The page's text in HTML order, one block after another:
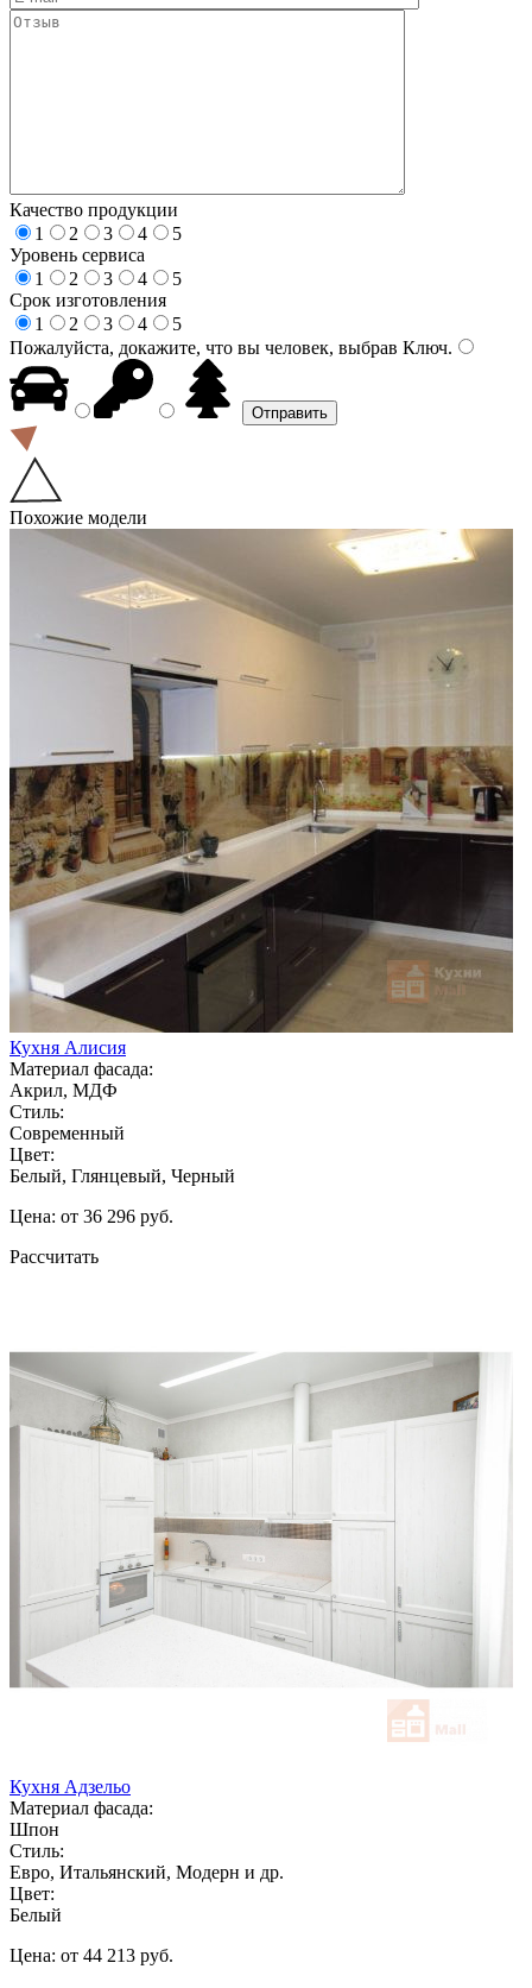
Качество продукции
1
2 3 4
5
Уровень сервиса
1
2 3 4
5
Срок изготовления
1
2 3 4
5
Пожалуйста, докажите, что вы человек, выбрав Ключ.
Похожие модели
Кухня Алисия
Материал фасада:
Акрил, МДФ
Стиль:
Современный
Цвет:
Белый, Глянцевый, Черный
Цена: от 36 296 руб.
Рассчитать
Кухня Адзельо
Материал фасада:
Шпон
Стиль:
Евро, Итальянский, Модерн и др.
Цвет:
Белый
Цена: от 44 213 руб.